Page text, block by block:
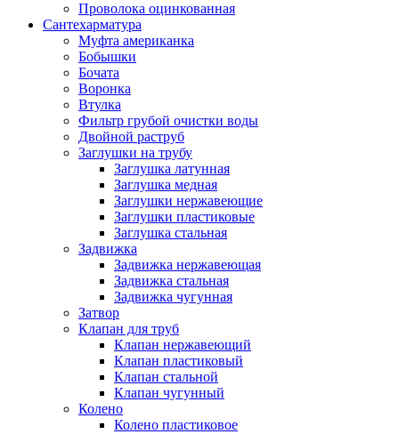
Проволока оцинкованная
Сантехарматура
Муфта американка
Бобышки
Бочата
Воронка
Втулка
Фильтр грубой очистки воды
Двойной раструб
Заглушки на трубу
Заглушка латунная
Заглушка медная
Заглушки нержавеющие
Заглушки пластиковые
Заглушка стальная
Задвижка
Задвижка нержавеющая
Задвижка стальная
Задвижка чугунная
Затвор
Клапан для труб
Клапан нержавеющий
Клапан пластиковый
Клапан стальной
Клапан чугунный
Колено
Колено пластиковое